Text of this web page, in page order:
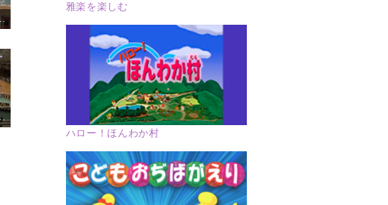
『管絃 三臺塩急』
IMPULSE」
雅楽を楽しむ
ハロー！ほんわか村